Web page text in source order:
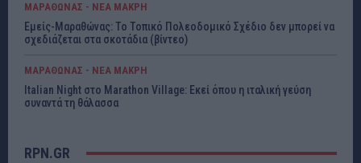
ΜΑΡΑΘΩΝΑΣ - ΝΕΑ ΜΑΚΡΗ
Εμείς-Μαραθώνας: Το Τοπικό Πολεοδομικό Σχέδιο δεν μπορεί να
σχεδιάζεται στα σκοτάδια (βίντεο)
ΜΑΡΑΘΩΝΑΣ - ΝΕΑ ΜΑΚΡΗ
Italian Night στο Marathon Village: Εκεί όπου η ιταλική γεύση
συναντά τη θάλασσα
RPN.GR